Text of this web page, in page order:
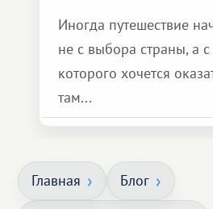
Иногда путешествие
не с выбора страны, а
которого хочется
там...
Главная Блог